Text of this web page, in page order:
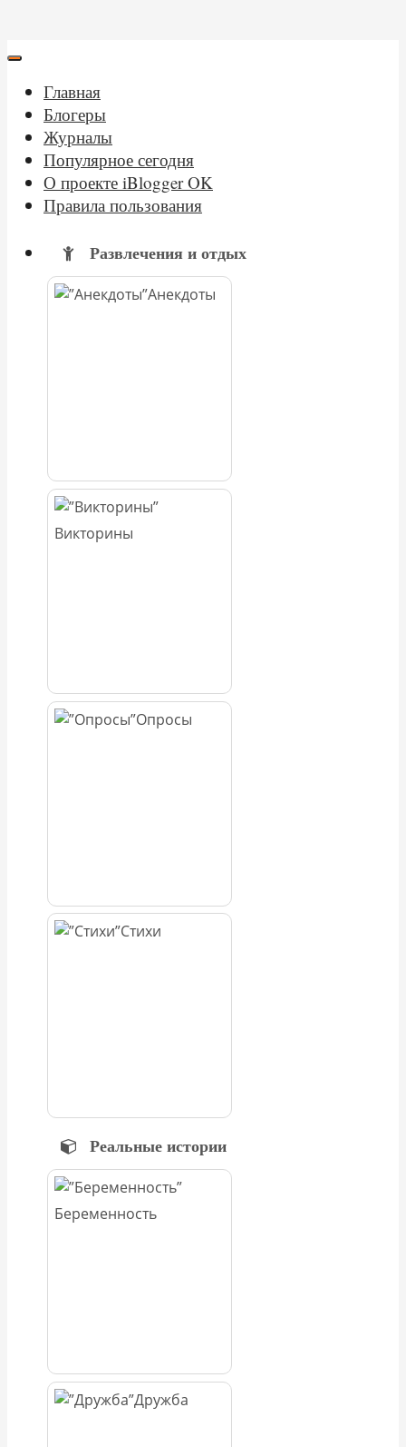
Главная
Блогеры
Журналы
Популярное сегодня
О проекте iBlogger OK
Правила пользования
Развлечения и отдых
Анекдоты
Викторины
Опросы
Стихи
Реальные истории
Беременность
Дружба